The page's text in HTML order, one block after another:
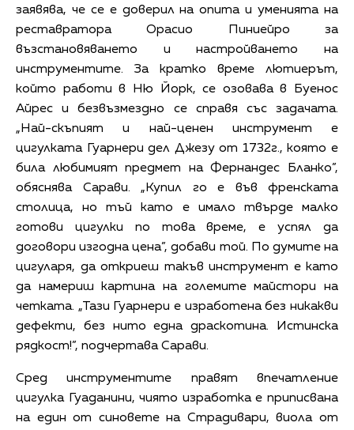
заявява, че се е доверил на опита и уменията на
реставратора Орасио Пиниейро за
възстановяването и настройването на
инструментите. За кратко време лютиерът,
който работи в Ню Йорк, се озовава в Буенос
Айрес и безвъзмездно се справя със задачата.
„Най-скъпият и най-ценен инструмент е
цигулката Гуарнери дел Джезу от 1732г., която е
била любимият предмет на Фернандес Бланко”,
обяснява Сарави. „Купил го е във френската
столица, но тъй като е имало твърде малко
готови цигулки по това време, е успял да
договори изгодна цена”, добави той. По думите на
цигуларя, да откриеш такъв инструмент е като
да намериш картина на големите майстори на
четката. „Тази Гуарнери е изработена без никакви
дефекти, без нито една драскотина. Истинска
рядкост!”, подчертава Сарави.
Сред инструментите правят впечатление
цигулка Гуаданини, чиято изработка е приписвана
на един от синовете на Страдивари, виола от